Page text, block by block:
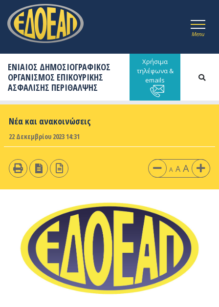
Menu
ΕΝΙΑΙΟΣ ΔΗΜΟΣΙΟΓΡΑΦΙΚΟΣ
ΟΡΓΑΝΙΣΜΟΣ ΕΠΙΚΟΥΡΙΚΗΣ
ΑΣΦΑΛΙΣΗΣ ΠΕΡΙΘΑΛΨΗΣ
Χρήσιμα
τηλέφωνα &
emails
Νέα και ανακοινώσεις
22 Δεκεμβρίου 2023 14:31
A A A